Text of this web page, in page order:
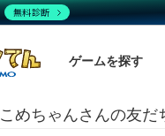
ゲームを探す
こめちゃんさんの友だ
無料診断